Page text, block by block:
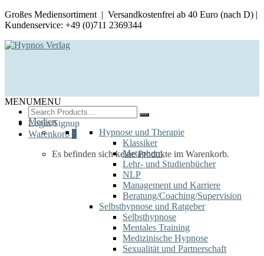
Großes Mediensortiment | Versandkostenfrei ab 40 Euro (nach D) |
Kundenservice: +49 (0)711 2369344
Search
for:
Login/Signup
Warenkorb
Es befinden sich keine Produkte im Warenkorb.
MENUMENU
Medien
Hypnose und Therapie
Klassiker
Metaphern
Lehr- und Studienbücher
NLP
Management und Karriere
Beratung/Coaching/Supervision
Selbsthypnose und Ratgeber
Selbsthypnose
Mentales Training
Medizinische Hypnose
Sexualität und Partnerschaft